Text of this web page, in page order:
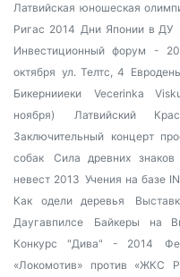
Латвийская юношеская
Ригас 2014 Дни Японии в ДУ
Инвестиционный форум -
октября ул. Телтс, 4
Бикернииеки
Vecerinka
ноября)
Латвийский
Заключительный концерт
собак
Сила древних знаков
невест 2013 Учения на базе
Как одели деревья
Даугавпилсе
Байкеры на
Конкурс "Дива" - 2014
«Локомотив» против «ЖКС